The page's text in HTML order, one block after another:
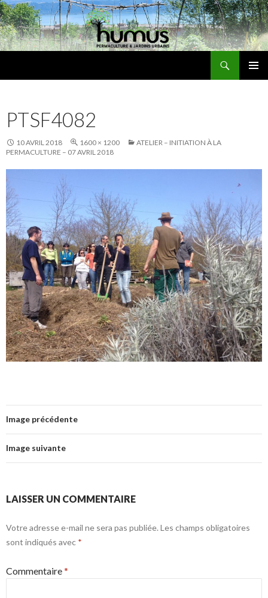
PTSF4082
10 AVRIL 2018 1600 × 1200
ATELIER – INITIATION À LA
PERMACULTURE – 07 AVRIL 2018
Image précédente
Image suivante
LAISSER UN COMMENTAIRE
Votre adresse e-mail ne sera pas publiée. Les champs obligatoires
sont indiqués avec *
Commentaire*